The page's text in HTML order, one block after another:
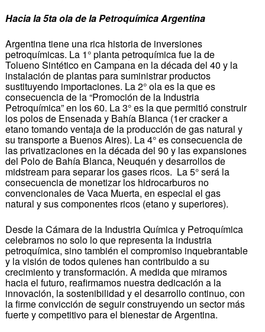
Hacia la 5ta ola de la Petroquímica Argentina
Argentina tiene una rica historia de inversiones
petroquímicas. La 1° planta petroquímica fue la de
Tolueno Sintético en Campana en la década del 40 y la
instalación de plantas para suministrar productos
sustituyendo importaciones. La 2° ola es la que es
consecuencia de la “Promoción de la Industria
Petroquímica” en los 60. La 3° es la que permitió construir
los polos de Ensenada y Bahía Blanca (1er cracker a
etano tomando ventaja de la producción de gas natural y
su transporte a Buenos Aires). La 4° es consecuencia de
las privatizaciones en la década del 90 y las expansiones
del Polo de Bahía Blanca, Neuquén y desarrollos de
midstream para separar los gases ricos. La 5° será la
consecuencia de monetizar los hidrocarburos no
convencionales de Vaca Muerta, en especial el gas
natural y sus componentes ricos (etano y superiores).
Desde la Cámara de la Industria Química y Petroquímica
celebramos no solo lo que representa la industria
petroquímica, sino también el compromiso inquebrantable
y la visión de todos quienes han contribuido a su
crecimiento y transformación. A medida que miramos
hacia el futuro, reafirmamos nuestra dedicación a la
innovación, la sostenibilidad y el desarrollo continuo, con
la firme convicción de seguir construyendo un sector más
fuerte y competitivo para el bienestar de Argentina.